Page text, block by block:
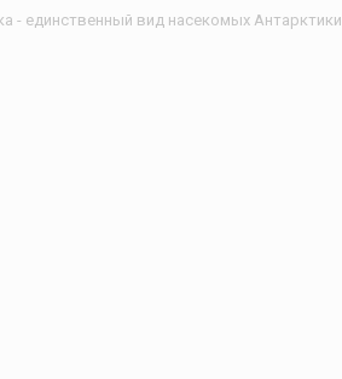
- единственный вид насекомых Антарктики